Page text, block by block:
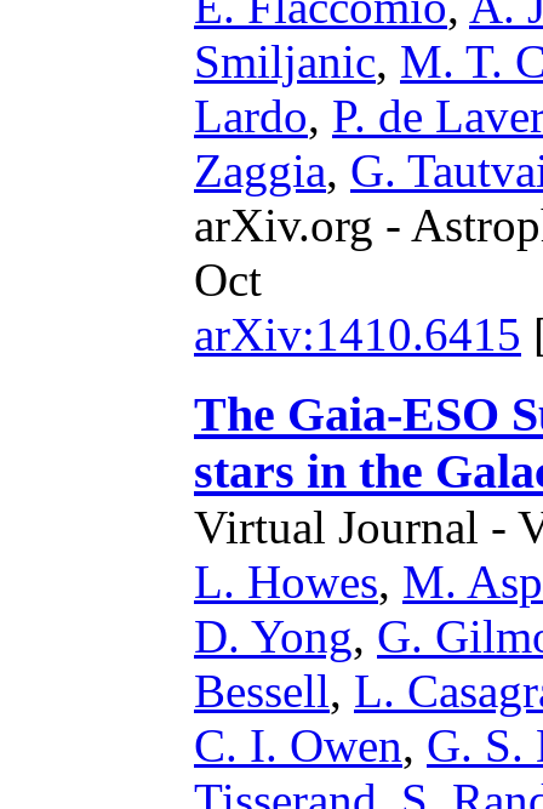
Smiljanic, M. T.
Lardo, P. de
Zaggia, G.
arXiv.org -
Oct
arXiv:1410.6415
The Gaia-ESO
stars in the
Virtual Journal -
L. Howes, M.
D. Yong, G.
Bessell, L.
C. I. Owen, G. S.